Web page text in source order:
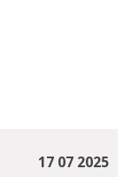
17 07 2025